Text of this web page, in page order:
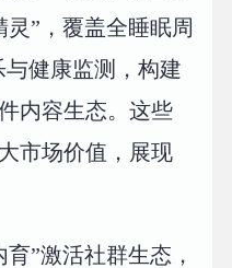
”，覆盖全睡眠周
健康监测，构建
内容生态。这些
市场价值，展现
”激活社群生态，